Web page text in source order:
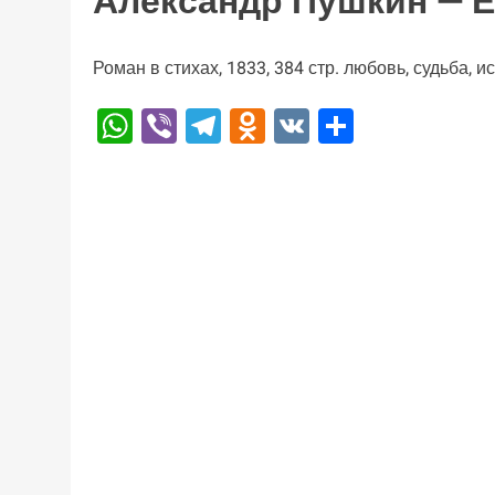
Роман в стихах, 1833, 384 стр. любовь, судьба,
WhatsApp
ViberTelegram
Odnoklassniki
VK